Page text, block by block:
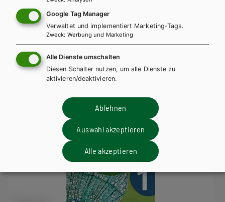
Weitere Bände dieser
Schulbuchreihe
Google Tag Manager
Verwaltet und implementiert Marketing-Tags.
Zweck: Werbung und Marketing
Alle Dienste umschalten
Diesen Schalter nutzen, um alle Dienste zu
aktivieren/deaktivieren.
Ablehnen
Auswahl akzeptieren
Alle akzeptieren